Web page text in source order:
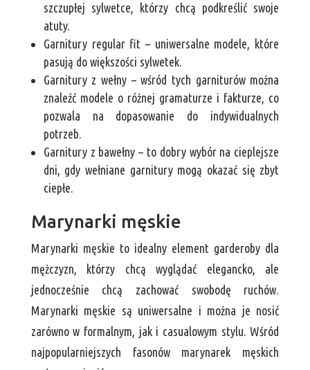
szczupłej sylwetce, którzy chcą podkreślić swoje
atuty.
Garnitury regular fit – uniwersalne modele, które
pasują do większości sylwetek.
Garnitury z wełny – wśród tych garniturów można
znaleźć modele o różnej gramaturze i fakturze, co
pozwala na dopasowanie do indywidualnych
potrzeb.
Garnitury z bawełny – to dobry wybór na cieplejsze
dni, gdy wełniane garnitury mogą okazać się zbyt
ciepłe.
Marynarki męskie
Marynarki męskie to idealny element garderoby dla
mężczyzn, którzy chcą wyglądać elegancko, ale
jednocześnie chcą zachować swobodę ruchów.
Marynarki męskie są uniwersalne i można je nosić
zarówno w formalnym, jak i casualowym stylu. Wśród
najpopularniejszych fasonów marynarek męskich